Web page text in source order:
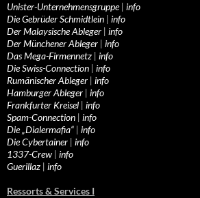
Unister-Unternehmensgruppe| info
Die Gebrüder Schmidtlein | info
Der Malaysische Ableger | info
Der Münchener Ableger | info
Das Mega-Firmennetz | info
Die Swiss-Connection | info
Rumänischer Ableger | info
Hamburger Ableger | info
Frankfurter Kreisel | info
Spam-Connection | info
Die „Dialermafia“ | info
Die Cybertainer | info
1337-Crew | info
Guerillaz | info
Ressorts & Services I